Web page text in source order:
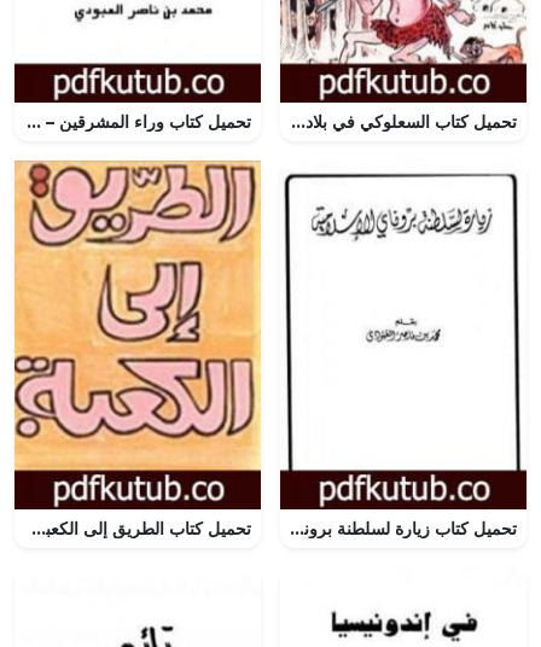
تحميل كتاب السعلوكي في بلاد الأفريكي PDF تأليف محمود السعدني مجانا [كامل] تحميل كتاب وراء المشرقين – رحلة حول العالم وحديث في أحوال المسلمين PDF تأليف محمد بن ناصر العبودي مجانا [كامل]
تحميل كتاب زيارة لسلطنة بروناي الإسلامية PDF تأليف محمد بن ناصر العبودي مجانا [كامل] تحميل كتاب الطريق إلى الكعبة PDF تأليف مصطفى محمود مجانا [كامل]